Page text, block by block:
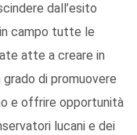
dall’esito
campo tutte le
atte a creare in
di promuovere
e offrire opportunità
lucani e dei